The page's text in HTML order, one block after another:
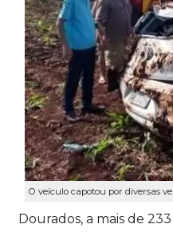
O veículo capotou por diversas
Dourados, a mais de